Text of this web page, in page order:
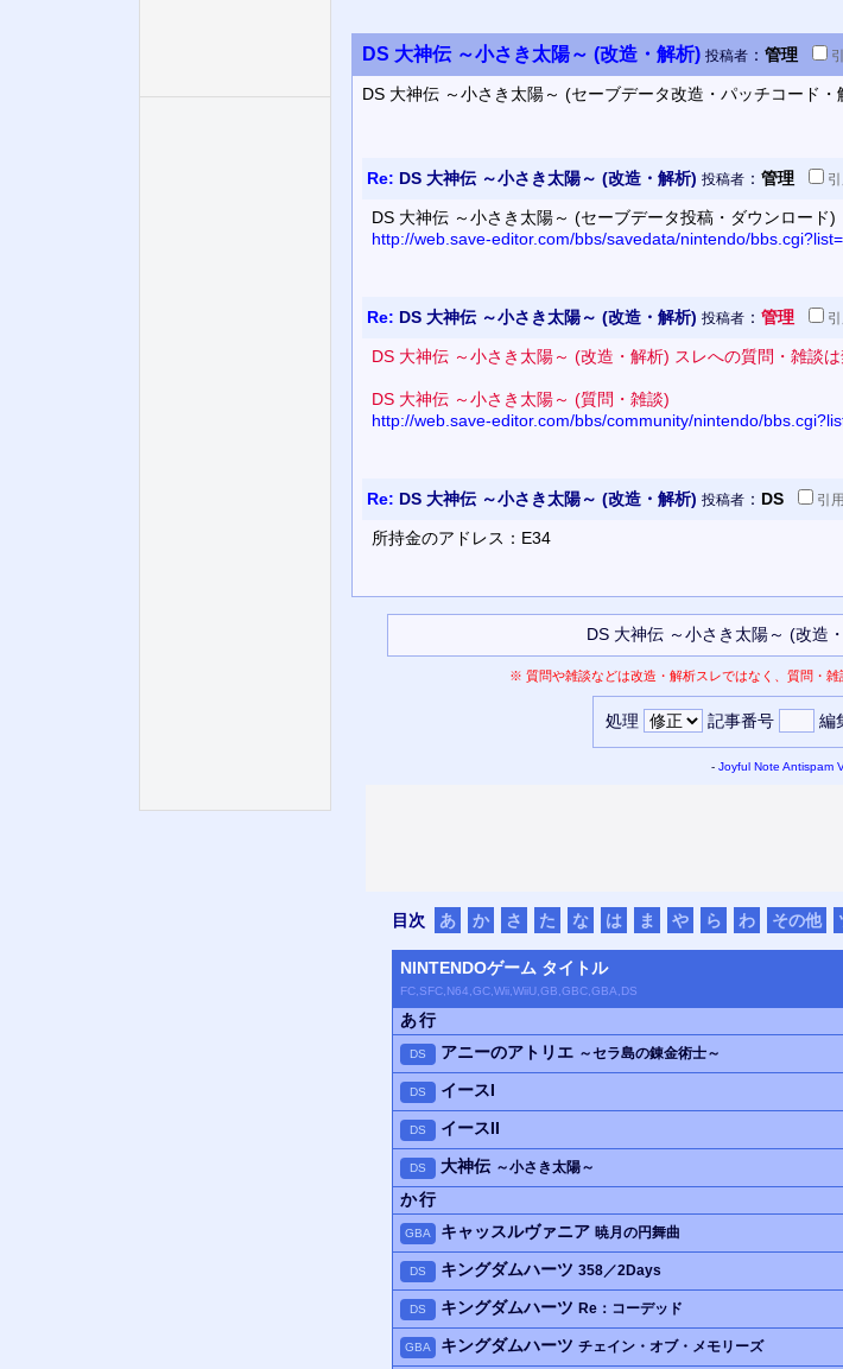
DS 大神伝 ～小さき太陽～ (改造・解析) 投稿者 ： 管理
DS 大神伝 ～小さき太陽～ (セーブデータ改造・パッチコード・
Re: DS 大神伝 ～小さき太陽～ (改造・解析) 投稿者 ： 管理
DS 大神伝 ～小さき太陽～ (セーブデータ投稿・ダウンロード)
http://web.save-editor.com/bbs/savedata/nintendo/
Re: DS 大神伝 ～小さき太陽～ (改造・解析) 投稿者 ： 管理
DS 大神伝 ～小さき太陽～ (改造・解析) スレへの質問・雑談は
DS 大神伝 ～小さき太陽～ (質問・雑談)
http://web.save-editor.com/bbs/community/nintendo/
Re: DS 大神伝 ～小さき太陽～ (改造・解析) 投稿者 ： DS 引用
所持金のアドレス：E34
※ 質問や雑談などは改造・解析スレではなく、質問・雑
処理 記事番号 編
- Joyful Note Antispam
目次 あ か さ た な は ま や ら わ その他
NINTENDOゲーム タイトル
FC,SFC,N64,GC,Wii,WiiU,GB,GBC,GBA,DS
あ行
DS アニーのアトリエ ～セラ島の錬金術士～
DS イースI
DS イースII
DS 大神伝 ～小さき太陽～
か行
GBA キャッスルヴァニア 暁月の円舞曲
DS キングダムハーツ 358／2Days
DS キングダムハーツ Re：コーデッド
GBA キングダムハーツ チェイン・オブ・メモリーズ